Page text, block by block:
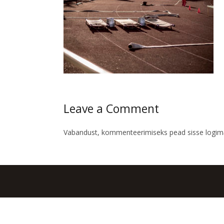
Leave a Comment
Vabandust, kommenteerimiseks pead sisse